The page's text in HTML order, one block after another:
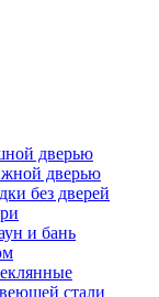
дверью
дверью
без дверей
и бань
стали